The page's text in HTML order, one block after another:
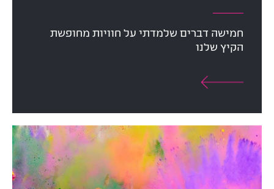
חמישה דברים שלמדתי על חוויות מחופשת
הקיץ שלנו